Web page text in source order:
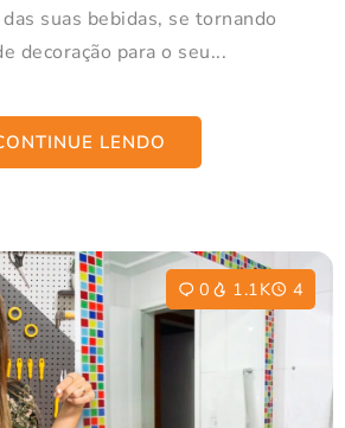
suas bebidas, se tornando
decoração para o seu...
LENDO
0 1.1K 4